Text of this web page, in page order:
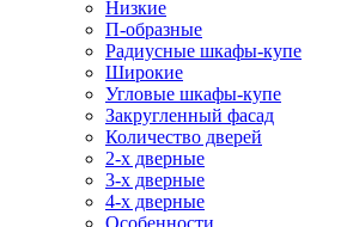
Низкие
П-образные
Радиусные шкафы-купе
Широкие
Угловые шкафы-купе
Закругленный фасад
Количество дверей
2-х дверные
3-х дверные
4-х дверные
Особенности